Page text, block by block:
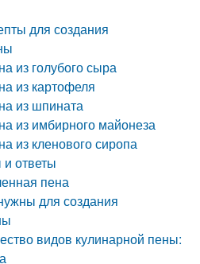
для создания
из голубого сыра
из картофеля
из шпината
из имбирного майонеза
из кленового сиропа
ответы
пена
для создания
видов кулинарной пены: